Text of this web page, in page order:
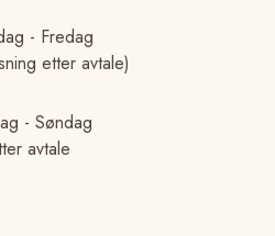
- Fredag
etter avtale)
- Søndag
avtale